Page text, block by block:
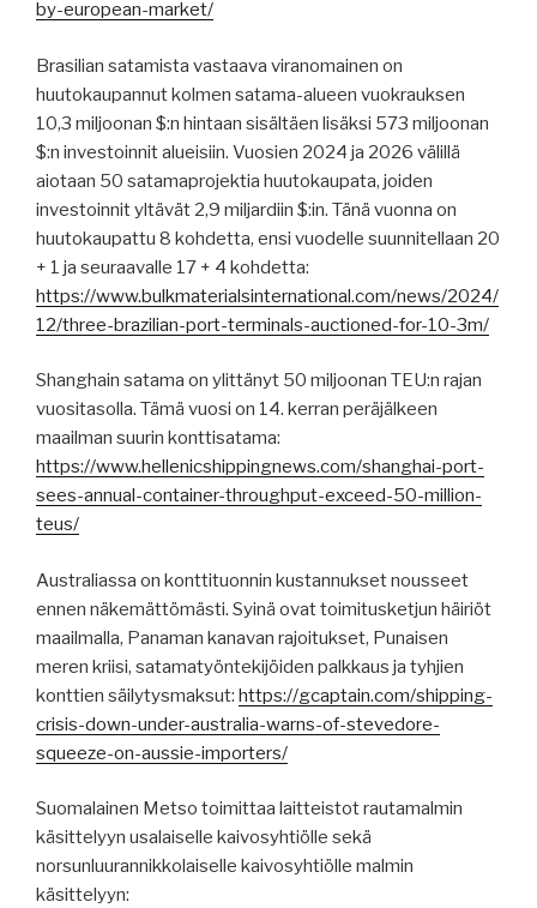
by-european-market/
Brasilian satamista vastaava viranomainen on
huutokaupannut kolmen satama-alueen vuokrauksen
10,3 miljoonan $:n hintaan sisältäen lisäksi 573 miljoonan
$:n investoinnit alueisiin. Vuosien 2024 ja 2026 välillä
aiotaan 50 satamaprojektia huutokaupata, joiden
investoinnit yltävät 2,9 miljardiin $:in. Tänä vuonna on
huutokaupattu 8 kohdetta, ensi vuodelle suunnitellaan 20
+ 1 ja seuraavalle 17 + 4 kohdetta:
https://www.bulkmaterialsinternational.com/news/2024/
12/three-brazilian-port-terminals-auctioned-for-10-3m/
Shanghain satama on ylittänyt 50 miljoonan TEU:n rajan
vuositasolla. Tämä vuosi on 14. kerran peräjälkeen
maailman suurin konttisatama:
https://www.hellenicshippingnews.com/shanghai-port-
sees-annual-container-throughput-exceed-50-million-
teus/
Australiassa on konttituonnin kustannukset nousseet
ennen näkemättömästi. Syinä ovat toimitusketjun häiriöt
maailmalla, Panaman kanavan rajoitukset, Punaisen
meren kriisi, satamatyöntekijöiden palkkaus ja tyhjien
konttien säilytysmaksut: https://gcaptain.com/shipping-
crisis-down-under-australia-warns-of-stevedore-
squeeze-on-aussie-importers/
Suomalainen Metso toimittaa laitteistot rautamalmin
käsittelyyn usalaiselle kaivosyhtiölle sekä
norsunluurannikkolaiselle kaivosyhtiölle malmin
käsittelyyn: